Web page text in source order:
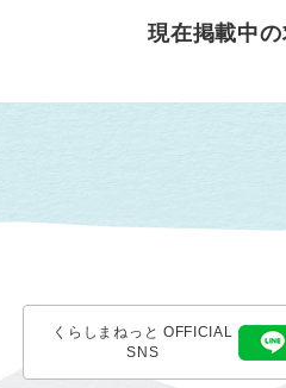
現在掲載中
くらしまねっと OFFICIAL
SNS